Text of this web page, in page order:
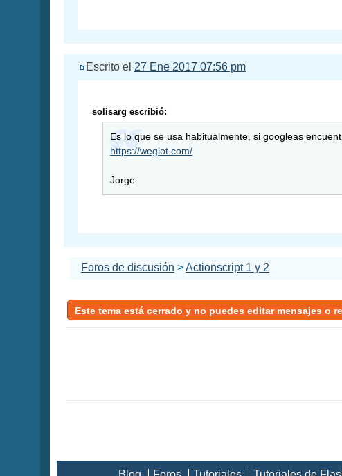
Escrito el 27 Ene 2017 07:56 pm
solisarg escribió:
Es lo que se usa habitualmente, si googleas
https://weglot.com/
Jorge
Foros de discusión >Actionscript 1 y 2
Este tema está cerrado y no puedes editar mensajes o